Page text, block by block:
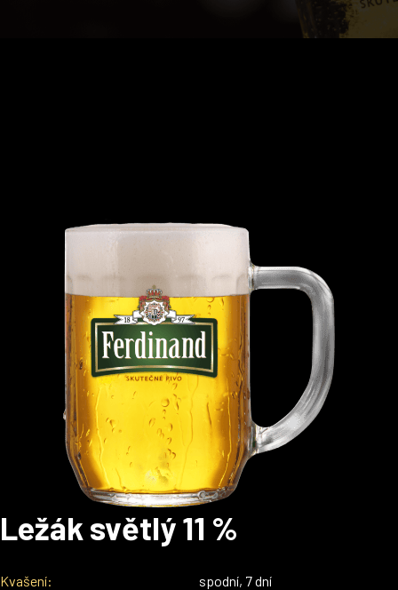
Ležák světlý 11 %
Kvašení: spodní, 7 dní